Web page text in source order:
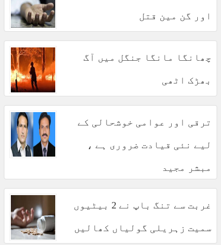
اور گن مین قتل
چھانگا مانگا جنگل میں آگ
بھڑک اٹھی
ترقی اور عوامی خوشحالی کے
لیے نئی قیادت ضروری ہے ،
مبشر مجید
غربت سے تنگ باپ نے 2 بیٹیوں
سمیت زہریلی گولیاں کھالیں